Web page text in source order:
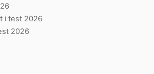
i test 2026
2026